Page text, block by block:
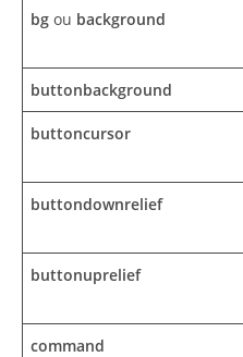
bg ou background
buttonbackground
buttoncursor
buttondownrelief
buttonuprelief
command